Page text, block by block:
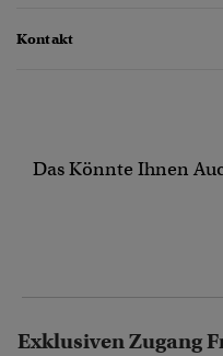
Kontakt
Das Könnte Ihnen
Exklusiven Zugang